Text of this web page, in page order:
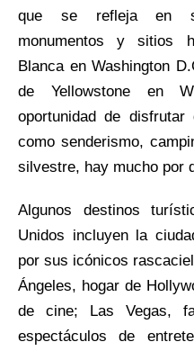
que se refleja en
monumentos y sitios
Blanca en Washington
de Yellowstone en
oportunidad de
como senderismo,
silvestre, hay mucho por
Algunos destinos
Unidos incluyen la
por sus icónicos
Ángeles, hogar de
de cine; Las Vegas,
espectáculos de